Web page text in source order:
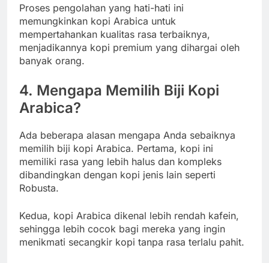
Proses pengolahan yang hati-hati ini
memungkinkan kopi Arabica untuk
mempertahankan kualitas rasa terbaiknya,
menjadikannya kopi premium yang dihargai oleh
banyak orang.
4. Mengapa Memilih Biji Kopi
Arabica?
Ada beberapa alasan mengapa Anda sebaiknya
memilih biji kopi Arabica. Pertama, kopi ini
memiliki rasa yang lebih halus dan kompleks
dibandingkan dengan kopi jenis lain seperti
Robusta.
Kedua, kopi Arabica dikenal lebih rendah kafein,
sehingga lebih cocok bagi mereka yang ingin
menikmati secangkir kopi tanpa rasa terlalu pahit.